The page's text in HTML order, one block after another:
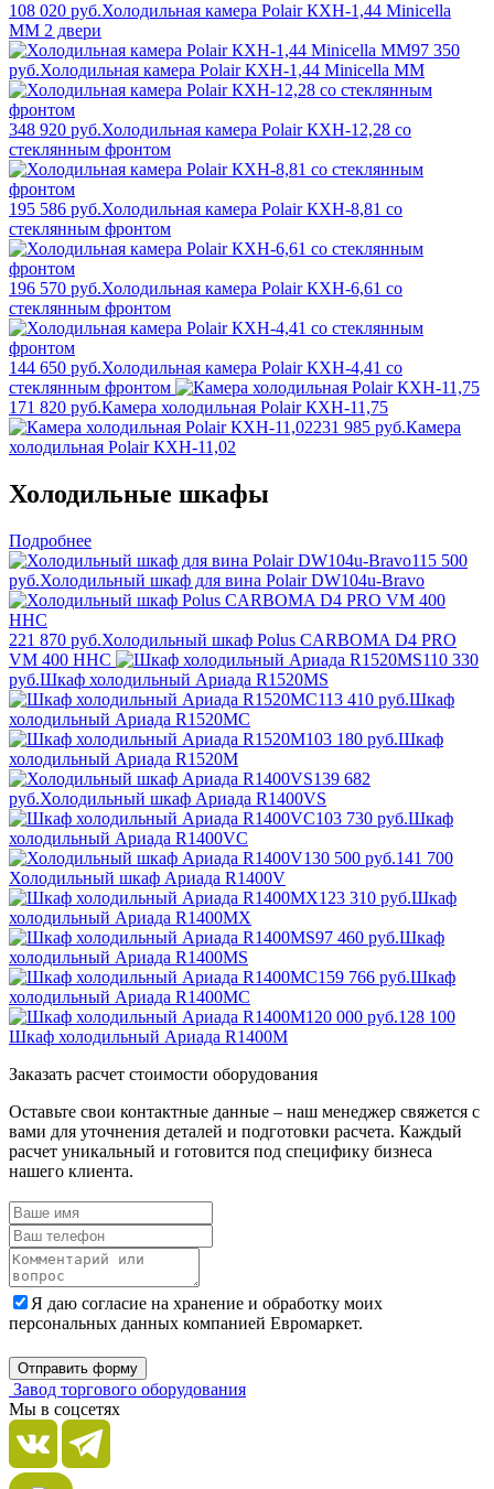
108 020 руб.Холодильная камера Polair КХН-1,44 Minicella
ММ 2 двери
97 350
руб.Холодильная камера Polair КХН-1,44 Minicella ММ
348 920 руб.Холодильная камера Polair КХН-12,28 со
стеклянным фронтом
195 586 руб.Холодильная камера Polair КХН-8,81 со
стеклянным фронтом
196 570 руб.Холодильная камера Polair КХН-6,61 со
стеклянным фронтом
144 650 руб.Холодильная камера Polair КХН-4,41 со
стеклянным фронтом
171 820 руб.Камера холодильная Polair КХН-11,75
231 985 руб.Камера
холодильная Polair КХН-11,02
Холодильные шкафы
Подробнее
115 500
руб.Холодильный шкаф для вина Polair DW104u-Bravo
221 870 руб.Холодильный шкаф Polus CARBOMA D4 PRO
VM 400 HHC
110 330
руб.Шкаф холодильный Ариада R1520MS
113 410 руб.Шкаф
холодильный Ариада R1520MC
103 180 руб.Шкаф
холодильный Ариада R1520M
139 682
руб.Холодильный шкаф Ариада R1400VS
103 730 руб.Шкаф
холодильный Ариада R1400VC
130 500 руб.141 700
Холодильный шкаф Ариада R1400V
123 310 руб.Шкаф
холодильный Ариада R1400MX
97 460 руб.Шкаф
холодильный Ариада R1400MS
159 766 руб.Шкаф
холодильный Ариада R1400MC
120 000 руб.128 100
Шкаф холодильный Ариада R1400M
Заказать расчет стоимости оборудования
Оставьте свои контактные данные – наш менеджер свяжется с
вами для уточнения деталей и подготовки расчета. Каждый
расчет уникальный и готовится под специфику бизнеса
нашего клиента.
Я даю согласие на хранение и обработку моих
персональных данных компанией Евромаркет.
Отправить форму
Завод торгового оборудования
Мы в соцсетях